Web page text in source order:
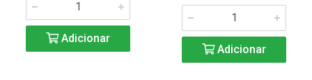
Adicionar
Adicionar